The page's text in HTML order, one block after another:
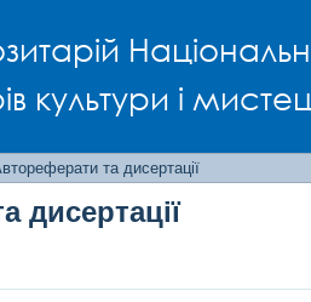
культури і
та дисертації
дисертації